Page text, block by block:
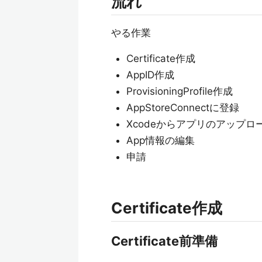
やる作業
Certificate作成
AppID作成
ProvisioningProfile作成
AppStoreConnectに登録
Xcodeからアプリのアップロ
App情報の編集
申請
Certificate作成
Certificate前準備